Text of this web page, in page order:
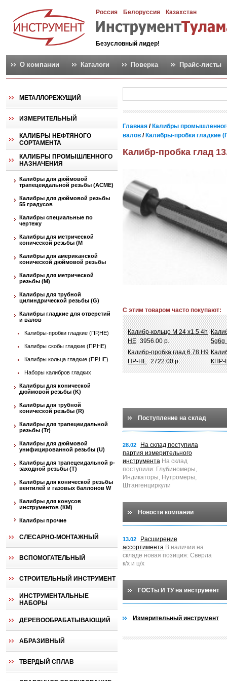
Россия Белоруссия Казахстан
Безусловный лидер!
О компании Каталоги Поверка Прайс-листы
МЕТАЛЛОРЕЖУЩИЙ
ИЗМЕРИТЕЛЬНЫЙ
КАЛИБРЫ НЕФТЯНОГО
СОРТАМЕНТА
КАЛИБРЫ ПРОМЫШЛЕННОГО
НАЗНАЧЕНИЯ
Калибры для дюймовой
трапецеидальной резьбы (АСМЕ)
Калибры для дюймовой резьбы
55 градусов
Калибры специальные по
чертежу
Калибры для метрической
конической резьбы (М
Калибры для американской
конической дюймовой резьбы
Калибры для метрической
резьбы (М)
Калибры для трубной
цилиндрической резьбы (G)
Калибры гладкие для отверстий
и валов
Калибры-пробки гладкие (ПР,НЕ)
Калибры скобы гладкие (ПР,НЕ)
Калибры кольца гладкие (ПР,НЕ)
Наборы калибров гладких
Калибры для конической
дюймовой резьбы (K)
Калибры для трубной
конической резьбы (R)
Калибры для трапецеидальной
резьбы (Tr)
Калибры для дюймовой
унифицированной резьбы (U)
Калибры для трапецеидальной p-
заходной резьбы (T)
Калибры для конической резьбы
вентилей и газовых баллонов W
Калибры для конусов
инструментов (КМ)
Калибры прочие
СЛЕСАРНО-МОНТАЖНЫЙ
ВСПОМОГАТЕЛЬНЫЙ
СТРОИТЕЛЬНЫЙ ИНСТРУМЕНТ
ИНСТРУМЕНТАЛЬНЫЕ
НАБОРЫ
ДЕРЕВООБРАБАТЫВАЮЩИЙ
АБРАЗИВНЫЙ
ТВЕРДЫЙ СПЛАВ
Главная / Калибры
валов / Калибры-пробки гладкие
Калибр-пробка глад
С этим товаром часто покупают:
Калибр-кольцо М 24 х1.5 4h
НЕ 3956.00 р.
5g6g
Калибр-пробка глад 6.78 Н9
ПР-НЕ 2722.00 р.
КПР-
Поступление на склад
28.02
На склад поступила
партия измерительного
инструмента На склад
поступили: Глубиномеры,
Индикаторы, Нутромеры,
Штангенциркули
Новости компании
13.02
Расширение
ассортимента В наличии на
складе новая позиция: Сверла
к/х и ц/х
ГОСТы И ТУ на инструмент
Измерительный инструмент